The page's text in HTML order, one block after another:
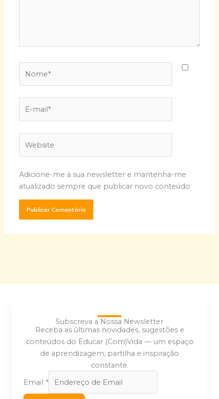
mail*
Adicione-me à sua newsletter e mantenha-me
atualizado sempre que publicar novo conteúdo
Subscreva a Nossa Newsletter
Receba as últimas novidades, sugestões e
conteúdos do Educar (Com)Vida — um espaço
de aprendizagem, partilha e inspiração
constante.
Email *